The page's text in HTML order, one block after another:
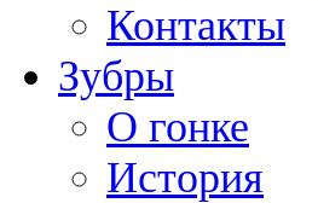
Контакты
Зубры
О гонке
История